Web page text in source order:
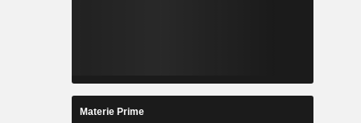
Materie Prime